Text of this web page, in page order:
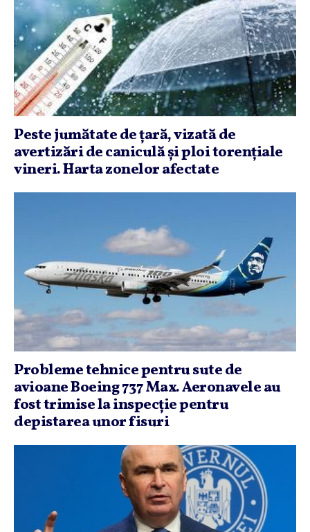
Peste jumătate de ţară, vizată de
avertizări de caniculă şi ploi torenţiale
vineri. Harta zonelor afectate
Probleme tehnice pentru sute de
avioane Boeing 737 Max. Aeronavele au
fost trimise la inspecţie pentru
depistarea unor fisuri